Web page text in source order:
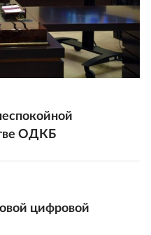
ОДКБ
цифровой